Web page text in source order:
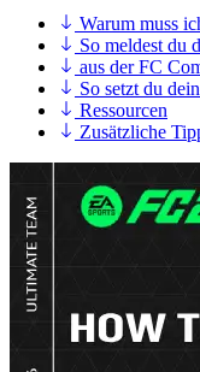
Warum muss
So meldest du
aus der FC
So setzt du
Ressourcen
Zusätzliche